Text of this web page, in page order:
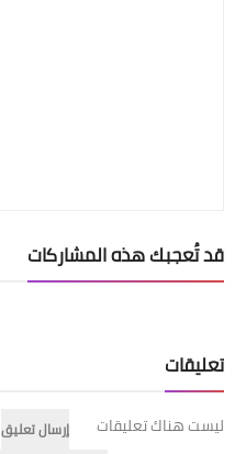
قد تُعجبك هذه المشاركات
تعليقات
ليست هناك تعليقات
إرسال تعليق